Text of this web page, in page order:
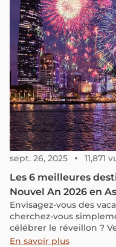
sept. 26, 2025 11,871
Les 6 meilleures
Nouvel An 2026 en
Envisagez-vous des
cherchez-vous
célébrer le réveillon ?
célébration spéciale et
En savoir plus